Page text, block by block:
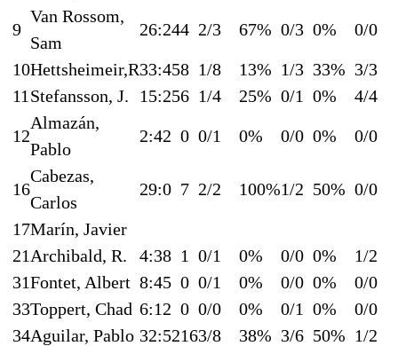
9
Van Rossom,
Sam
26:244 2/3 67% 0/3 0% 0/0
10Hettsheimeir,R33:458 1/8 13% 1/3 33% 3/3
11 Stefansson, J. 15:256 1/4 25% 0/1 0% 4/4
12
Almazán,
Pablo
2:42 0 0/1 0% 0/0 0% 0/0
16
Cabezas,
Carlos
29:0 7 2/2 100%1/2 50% 0/0
17Marín, Javier
21 Archibald, R. 4:38 1 0/1 0% 0/0 0% 1/2
31Fontet, Albert 8:45 0 0/1 0% 0/0 0% 0/0
33Toppert, Chad 6:12 0 0/0 0% 0/1 0% 0/0
34Aguilar, Pablo 32:52163/8 38% 3/6 50% 1/2